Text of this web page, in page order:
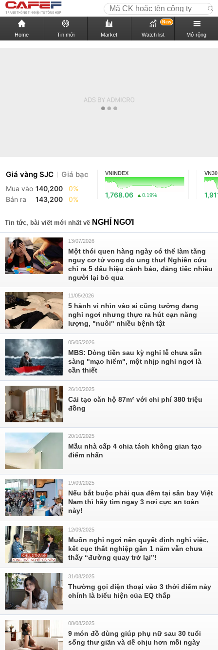
Home Tin mới Market Watch list
New
Mở rộng
Giá vàng SJC Giá bạc
Mua vào 140,200
0%
Bán ra
143,200 0%
VNINDEX
1,768.06 0.19%
VN30
Tin tức, bài viết mới nhất về NGHỈ NGƠI
13/07/2026
Một thói quen hàng ngày có thể làm tăng
nguy cơ tử vong do ung thư! Nghiên cứu
chỉ ra 5 dấu hiệu cảnh báo, đáng tiếc nhiều
người lại bỏ qua
11/05/2026
5 hành vi nhìn vào ai cũng tưởng đang
nghỉ ngơi nhưng thực ra hút cạn năng
lượng, "nuôi" nhiều bệnh tật
05/05/2026
MBS: Dòng tiền sau kỳ nghỉ lễ chưa sẵn
sàng "mạo hiểm", một nhịp nghỉ ngơi là
cần thiết
26/10/2025
Cải tạo căn hộ 87m² với chi phí 380 triệu
đồng
20/10/2025
Mẫu nhà cấp 4 chia tách không gian tạo
điểm nhấn
19/09/2025
Nếu bắt buộc phải qua đêm tại sân bay Việt
Nam thì hãy tìm ngay 3 nơi cực an toàn
này!
12/09/2025
Muốn nghỉ ngơi nên quyết định nghỉ việc,
kết cục thất nghiệp gần 1 năm vẫn chưa
thấy “đường quay trở lại”!
31/08/2025
Thường gọi điện thoại vào 3 thời điểm này
chính là biểu hiện của EQ thấp
08/08/2025
9 món đồ dùng giúp phụ nữ sau 30 tuổi
sống thư giãn và dễ chịu hơn mỗi ngày